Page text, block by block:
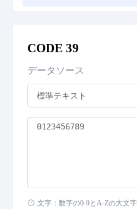
CODE 39 Mod 43
CODE 93
Codabar
Standard 2 of 5
CODE 39
データソース
文字：数字の0-9とA-Zの大文